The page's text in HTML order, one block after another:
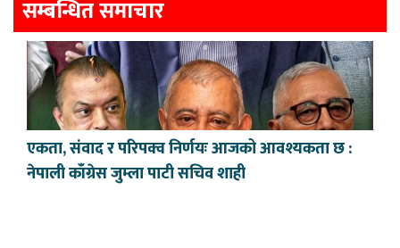
सम्बन्धित समाचार
एकता, संवाद र परिपक्व निर्णयः आजको आवश्यकता छ :
नेपाली काँग्रेस जुम्ला पाटी सचिव शाही